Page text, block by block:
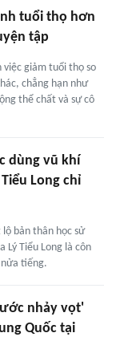
tuổi thọ hơn
tập
giảm tuổi thọ so
chẳng hạn như
thể chất và sự cô
dùng vũ khí
Long chỉ
bản thân học sử
Lý Tiểu Long là côn
tiếng.
nhảy vọt'
Quốc tại